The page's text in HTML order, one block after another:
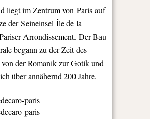
liegt im Zentrum von Paris auf
der Seineinsel Île de la
Arrondissement. Der Bau
begann zu der Zeit des
der Romanik zur Gotik und
über annähernd 200 Jahre.